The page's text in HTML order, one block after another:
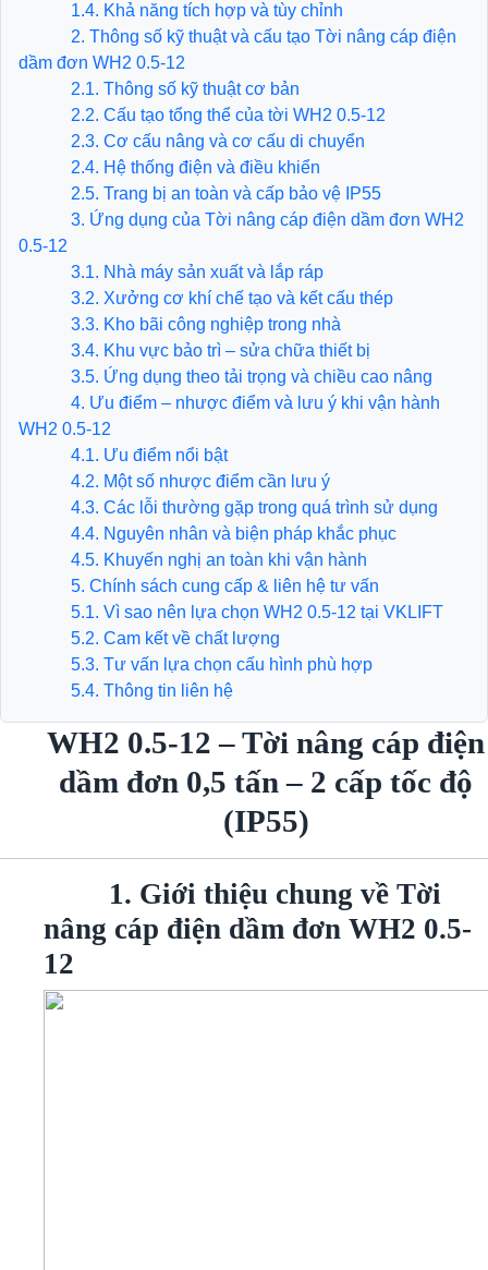
1.4. Khả năng tích hợp và tùy chỉnh
2. Thông số kỹ thuật và cấu tạo Tời nâng cáp điện
dầm đơn WH2 0.5-12
2.1. Thông số kỹ thuật cơ bản
2.2. Cấu tạo tổng thể của tời WH2 0.5-12
2.3. Cơ cấu nâng và cơ cấu di chuyển
2.4. Hệ thống điện và điều khiển
2.5. Trang bị an toàn và cấp bảo vệ IP55
3. Ứng dụng của Tời nâng cáp điện dầm đơn WH2
0.5-12
3.1. Nhà máy sản xuất và lắp ráp
3.2. Xưởng cơ khí chế tạo và kết cấu thép
3.3. Kho bãi công nghiệp trong nhà
3.4. Khu vực bảo trì – sửa chữa thiết bị
3.5. Ứng dụng theo tải trọng và chiều cao nâng
4. Ưu điểm – nhược điểm và lưu ý khi vận hành
WH2 0.5-12
4.1. Ưu điểm nổi bật
4.2. Một số nhược điểm cần lưu ý
4.3. Các lỗi thường gặp trong quá trình sử dụng
4.4. Nguyên nhân và biện pháp khắc phục
4.5. Khuyến nghị an toàn khi vận hành
5. Chính sách cung cấp & liên hệ tư vấn
5.1. Vì sao nên lựa chọn WH2 0.5-12 tại VKLIFT
5.2. Cam kết về chất lượng
5.3. Tư vấn lựa chọn cấu hình phù hợp
5.4. Thông tin liên hệ
WH2 0.5-12 – Tời nâng cáp điện
dầm đơn 0,5 tấn – 2 cấp tốc độ
(IP55)
1. Giới thiệu chung về Tời
nâng cáp điện dầm đơn WH2 0.5-
12